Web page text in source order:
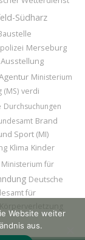
Südharz
Merseburg
Ausstellung
Ministerium
(MS) verdi
Durchsuchungen
Brand
Sport (MI)
Klima Kinder
Ministerium für
Deutsche
für
Website weiter
aus.